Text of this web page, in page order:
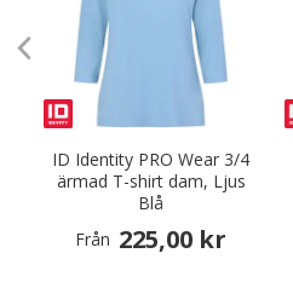
ID Identity PRO Wear 3/4
ärmad T-shirt dam, Ljus
Blå
Från 225,00 kr